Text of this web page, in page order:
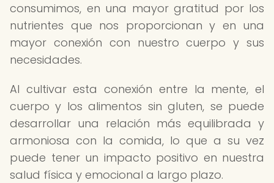
consumimos, en una mayor gratitud por los
nutrientes que nos proporcionan y en una
mayor conexión con nuestro cuerpo y sus
necesidades.
Al cultivar esta conexión entre la mente, el
cuerpo y los alimentos sin gluten, se puede
desarrollar una relación más equilibrada y
armoniosa con la comida, lo que a su vez
puede tener un impacto positivo en nuestra
salud física y emocional a largo plazo.